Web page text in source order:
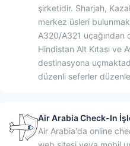
şirketidir. Sharjah,
merkez üsleri
A320/A321 uçağından
Hindistan Alt Kıtası ve
destinasyona
düzenli seferler
Air Arabia Check-In
Air Arabia'da online